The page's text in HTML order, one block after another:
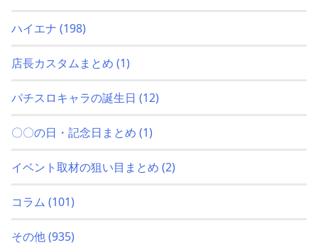
ハイエナ (198)
店長カスタムまとめ (1)
パチスロキャラの誕生日 (12)
〇〇の日・記念日まとめ (1)
イベント取材の狙い目まとめ (2)
コラム (101)
その他(935)